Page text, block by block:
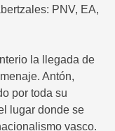
PNV, EA,
la llegada de
Antón,
por toda su
lugar donde se
vasco.